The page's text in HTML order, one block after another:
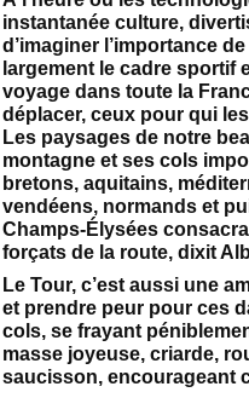
instantanée culture,
d’imaginer l’importance
largement le cadre sportif
voyage dans toute la
déplacer, ceux pour qui
Les paysages de notre
montagne et ses cols
bretons, aquitains,
vendéens, normands et
Champs-Élysées
forçats de la route, dixit
Le Tour, c’est aussi une
et prendre peur pour ces
cols, se frayant
masse joyeuse, criarde,
saucisson, encourageant